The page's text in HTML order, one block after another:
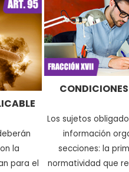
la
para el
Los sujetos
información
secciones: la
normatividad que